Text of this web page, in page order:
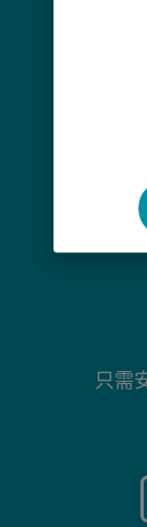
只需